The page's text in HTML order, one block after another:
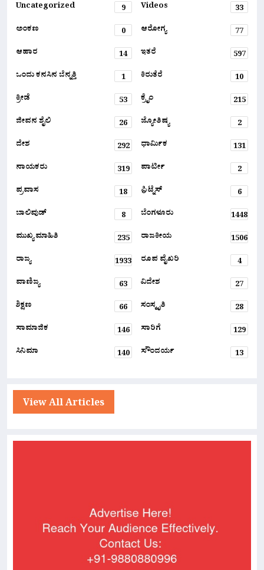
Uncategorized 9 Videos
33
ಅಂಕಣ
0 ಆರೋಗ್ಯ
77
ಆಹಾರ
14 ಇತರೆ
597
ಒಂದು ಕನಸಿನ ಬೆನ್ನತ್ತಿ
1 ಕಿರುತೆರೆ
10
ಕ್ರೀಡೆ
53 ಕ್ರೈಂ
215
ಜೀವನ ಶೈಲಿ
26 ಜ್ಯೋತಿಷ್ಯ
2
ದೇಶ
292 ಧಾರ್ಮಿಕ
131
ನಾಯಕರು
319 ಪಾರ್ಟೀ
2
ಪ್ರವಾಸ
18 ಫ಼ಿಟ್ನೆಸ್
6
ಬಾಲಿವುಡ್
8 ಬೆಂಗಳೂರು
1448
ಮುಖ್ಯ ಮಾಹಿತಿ
235 ರಾಜಕೀಯ
1506
ರಾಜ್ಯ
1933 ರೂಪ ವೈಖರಿ
4
ವಾಣಿಜ್ಯ
63 ವಿದೇಶ
27
ಶಿಕ್ಷಣ
66 ಸಂಸ್ಕೃತಿ
28
ಸಾಮಾಜಿಕ
146 ಸಾರಿಗೆ
129
ಸಿನಿಮಾ
140 ಸೌಂದರ್ಯ 13
View All Articles